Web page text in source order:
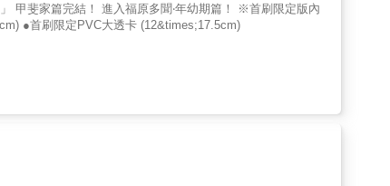
●首刷限定PVC大透卡 (12&times;17.5cm)